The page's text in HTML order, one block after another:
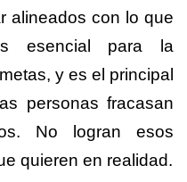
alineados con lo que
esencial para la
y es el principal
personas fracasan
No logran esos
quieren en realidad.